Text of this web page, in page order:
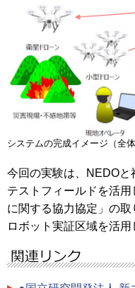
システムの完成イメージ（全体
今回の実験は、NEDOと
テストフィールドを活
に関する協力協定」の
ロボット実証区域を活用